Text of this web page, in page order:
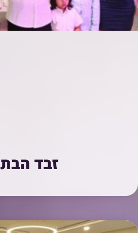
זבד הבת